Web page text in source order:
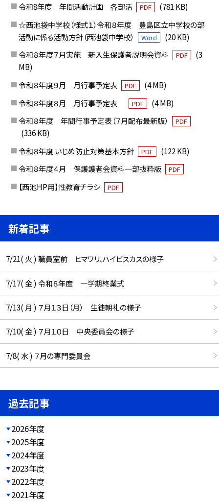
令和8年度 年間活動計画 各部活
PDF
(781 KB)
☆西池袋中学校（様式１）令和８年度 豊島区立中学校の部
活動に係る活動方針（西池袋中学校）
Word
(20 KB)
令和８年度７月実施 新入生保護者説明会資料
PDF
(3
MB)
令和８年度９月 月行事予定表
PDF
(4 MB)
令和８年度８月 月行事予定表
PDF
(4 MB)
令和８年度 年間行事予定表（７月配布最新版）
PDF
(336 KB)
令和８年度 いじめ防止対策基本方針
PDF
(122 KB)
令和８年度４月 保護護者会資料一部抜粋版
PDF
【西池HP用】性教育チラシ PDF
新着記事
7/21( 火 ) 職員室前 ヒマワリ、ハイビスカスの様子
7/17( 金 ) 令和８年度 一学期終業式
7/13( 月 ) ７月１３日（月） 生徒朝礼の様子
7/10( 金 ) ７月１０日 中央委員会の様子
7/8( 水 ) ７月の専門委員会
過去記事
2026年度
2025年度
2024年度
2023年度
2022年度
2021年度